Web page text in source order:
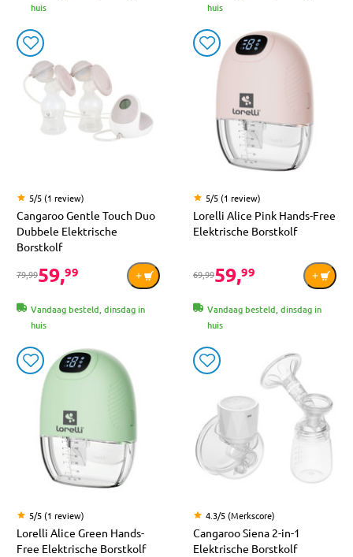
huis
huis
5/5 (1 review)
Cangaroo Gentle Touch Duo
Dubbele Elektrische
Borstkolf
79,9959,99
Vandaag besteld, dinsdag in
huis
5/5 (1 review)
Lorelli Alice Pink Hands-Free
Elektrische Borstkolf
69,9959,99
Vandaag besteld, dinsdag in
huis
5/5 (1 review)
Lorelli Alice Green Hands-
Free Elektrische Borstkolf
4.3/5 (Merkscore)
Cangaroo Siena 2-in-1
Elektrische Borstkolf